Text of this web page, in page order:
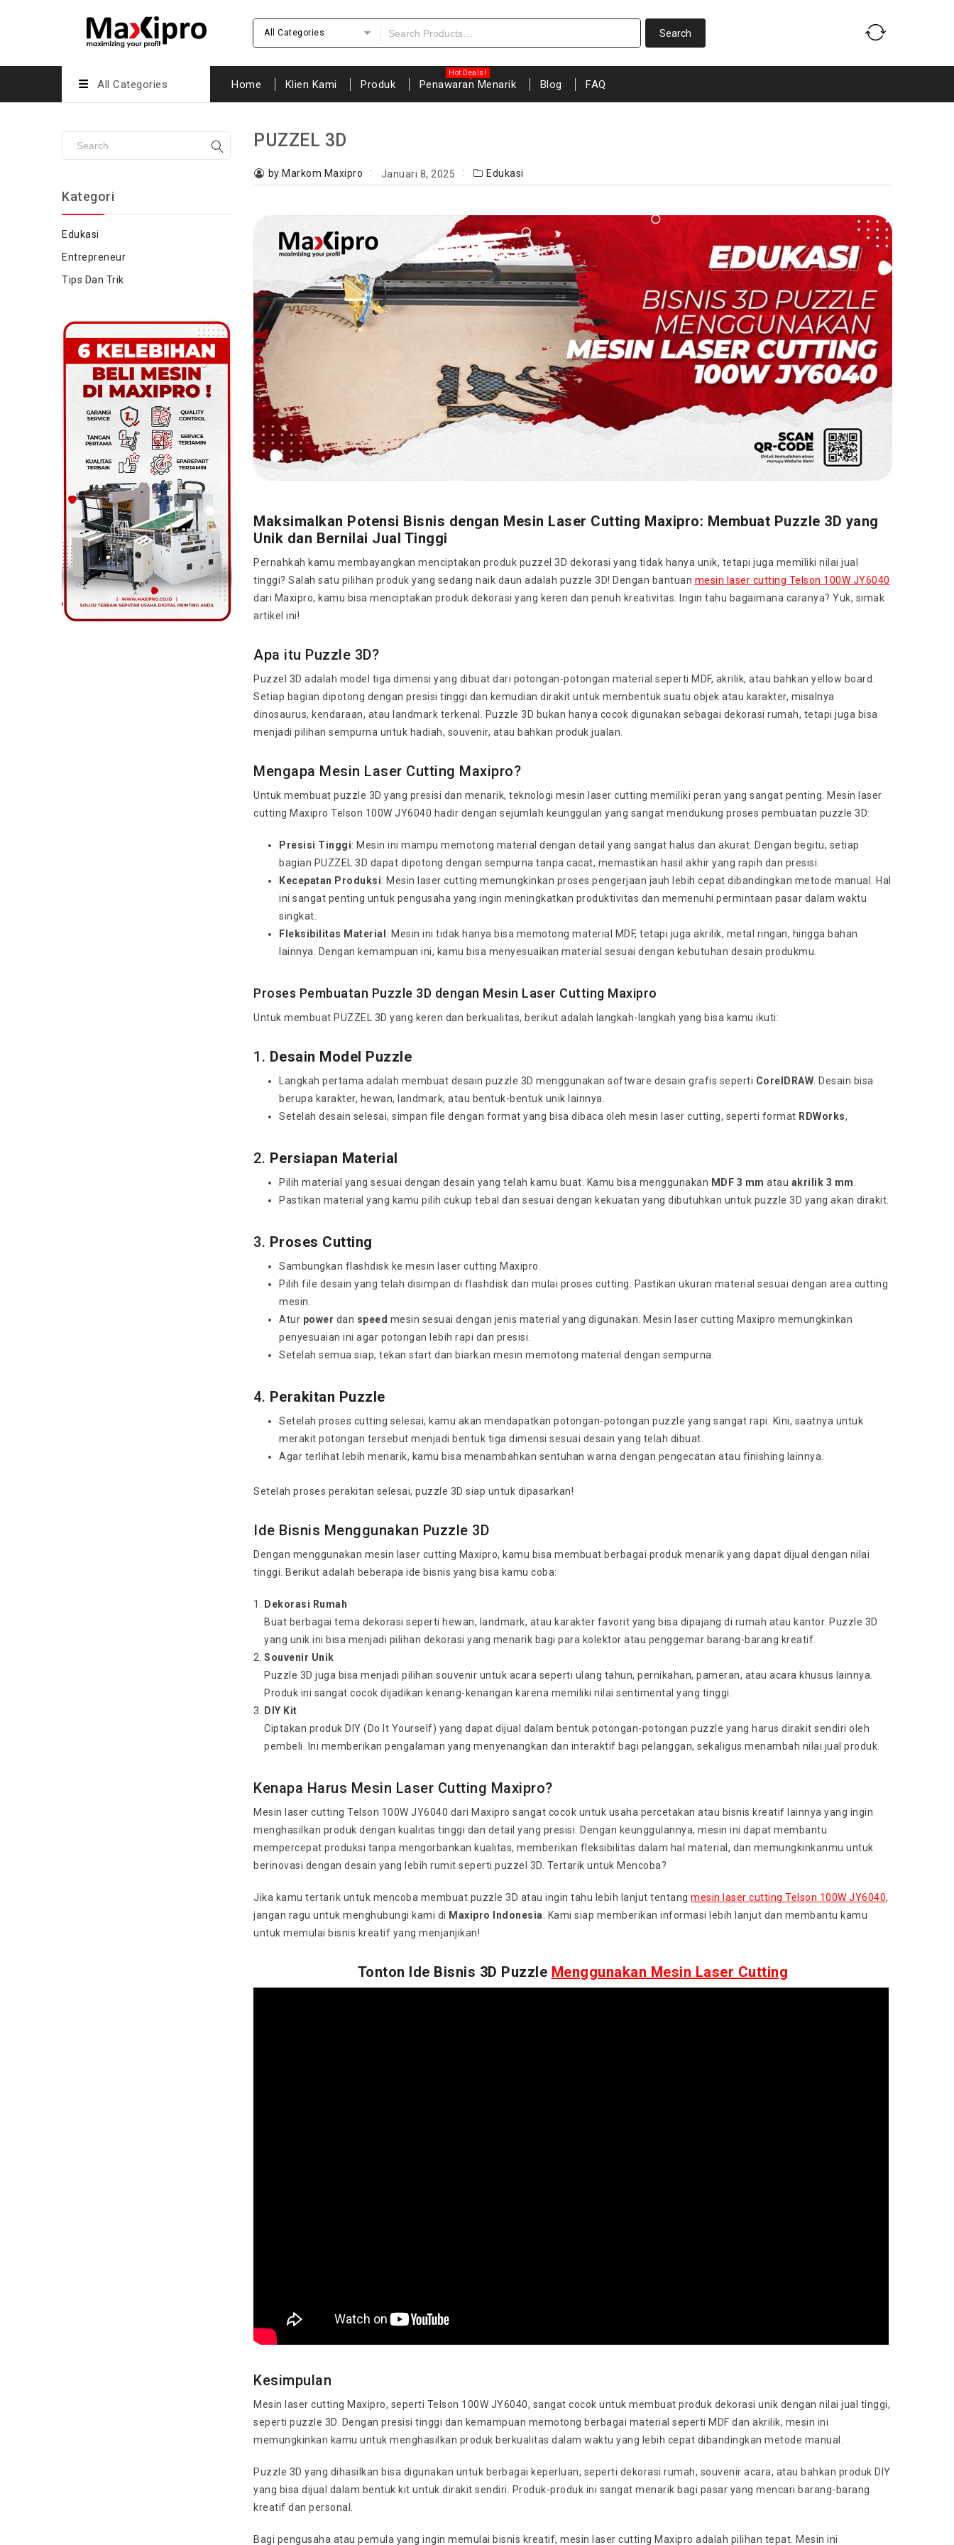
All Categories
All Categories Home Klien Kami Produk Penawaran Menarik Blog FAQ
PUZZEL 3D
by Markom Maxipro Januari 8, 2025 Edukasi
Maksimalkan Potensi Bisnis dengan Mesin Laser Cutting Maxipro: Membuat Puzzle 3D yang
Unik dan Bernilai Jual Tinggi
Pernahkah kamu membayangkan menciptakan produk puzzel 3D dekorasi yang tidak hanya unik, tetapi juga memiliki nilai jual
tinggi? Salah satu pilihan produk yang sedang naik daun adalah puzzle 3D! Dengan bantuan mesin laser cutting Telson 100W JY6040
dari Maxipro, kamu bisa menciptakan produk dekorasi yang keren dan penuh kreativitas. Ingin tahu bagaimana caranya? Yuk, simak
artikel ini!
Apa itu Puzzle 3D?
Puzzel 3D adalah model tiga dimensi yang dibuat dari potongan-potongan material seperti MDF, akrilik, atau bahkan yellow board.
Setiap bagian dipotong dengan presisi tinggi dan kemudian dirakit untuk membentuk suatu objek atau karakter, misalnya
dinosaurus, kendaraan, atau landmark terkenal. Puzzle 3D bukan hanya cocok digunakan sebagai dekorasi rumah, tetapi juga bisa
menjadi pilihan sempurna untuk hadiah, souvenir, atau bahkan produk jualan.
Mengapa Mesin Laser Cutting Maxipro?
Untuk membuat puzzle 3D yang presisi dan menarik, teknologi mesin laser cutting memiliki peran yang sangat penting. Mesin laser
cutting Maxipro Telson 100W JY6040 hadir dengan sejumlah keunggulan yang sangat mendukung proses pembuatan puzzle 3D:
Presisi Tinggi: Mesin ini mampu memotong material dengan detail yang sangat halus dan akurat. Dengan begitu, setiap
bagian PUZZEL 3D dapat dipotong dengan sempurna tanpa cacat, memastikan hasil akhir yang rapih dan presisi.
Kecepatan Produksi: Mesin laser cutting memungkinkan proses pengerjaan jauh lebih cepat dibandingkan metode manual. Hal
ini sangat penting untuk pengusaha yang ingin meningkatkan produktivitas dan memenuhi permintaan pasar dalam waktu
singkat.
Fleksibilitas Material : Mesin ini tidak hanya bisa memotong material MDF, tetapi juga akrilik, metal ringan, hingga bahan
lainnya. Dengan kemampuan ini, kamu bisa menyesuaikan material sesuai dengan kebutuhan desain produkmu.
Proses Pembuatan Puzzle 3D dengan Mesin Laser Cutting Maxipro
Untuk membuat PUZZEL 3D yang keren dan berkualitas, berikut adalah langkah-langkah yang bisa kamu ikuti:
1. Desain Model Puzzle
Langkah pertama adalah membuat desain puzzle 3D menggunakan software desain grafis seperti CorelDRAW . Desain bisa
berupa karakter, hewan, landmark, atau bentuk-bentuk unik lainnya.
Setelah desain selesai, simpan file dengan format yang bisa dibaca oleh mesin laser cutting, seperti format RDWorks,
2. Persiapan Material
Pilih material yang sesuai dengan desain yang telah kamu buat. Kamu bisa menggunakan MDF 3 mm atau akrilik 3 mm
Pastikan material yang kamu pilih cukup tebal dan sesuai dengan kekuatan yang dibutuhkan untuk puzzle 3D yang akan dirakit.
3. Proses Cutting
Sambungkan flashdisk ke mesin laser cutting Maxipro.
Pilih file desain yang telah disimpan di flashdisk dan mulai proses cutting. Pastikan ukuran material sesuai dengan area cutting
mesin.
Atur power dan speed mesin sesuai dengan jenis material yang digunakan. Mesin laser cutting Maxipro memungkinkan
penyesuaian ini agar potongan lebih rapi dan presisi.
Setelah semua siap, tekan start dan biarkan mesin memotong material dengan sempurna.
4. Perakitan Puzzle
Setelah proses cutting selesai, kamu akan mendapatkan potongan-potongan puzzle yang sangat rapi. Kini, saatnya untuk
merakit potongan tersebut menjadi bentuk tiga dimensi sesuai desain yang telah dibuat.
Agar terlihat lebih menarik, kamu bisa menambahkan sentuhan warna dengan pengecatan atau finishing lainnya.
Setelah proses perakitan selesai, puzzle 3D siap untuk dipasarkan!
Ide Bisnis Menggunakan Puzzle 3D
Dengan menggunakan mesin laser cutting Maxipro, kamu bisa membuat berbagai produk menarik yang dapat dijual dengan nilai
tinggi. Berikut adalah beberapa ide bisnis yang bisa kamu coba:
Dekorasi Rumah
Buat berbagai tema dekorasi seperti hewan, landmark, atau karakter favorit yang bisa dipajang di rumah atau kantor. Puzzle 3D
yang unik ini bisa menjadi pilihan dekorasi yang menarik bagi para kolektor atau penggemar barang-barang kreatif.
Souvenir Unik
Puzzle 3D juga bisa menjadi pilihan souvenir untuk acara seperti ulang tahun, pernikahan, pameran, atau acara khusus lainnya.
Produk ini sangat cocok dijadikan kenang-kenangan karena memiliki nilai sentimental yang tinggi.
DIY Kit
Ciptakan produk DIY (Do It Yourself) yang dapat dijual dalam bentuk potongan-potongan puzzle yang harus dirakit sendiri oleh
pembeli. Ini memberikan pengalaman yang menyenangkan dan interaktif bagi pelanggan, sekaligus menambah nilai jual produk.
Kenapa Harus Mesin Laser Cutting Maxipro?
Mesin laser cutting Telson 100W JY6040 dari Maxipro sangat cocok untuk usaha percetakan atau bisnis kreatif lainnya yang ingin
menghasilkan produk dengan kualitas tinggi dan detail yang presisi. Dengan keunggulannya, mesin ini dapat membantu
mempercepat produksi tanpa mengorbankan kualitas, memberikan fleksibilitas dalam hal material, dan memungkinkanmu untuk
berinovasi dengan desain yang lebih rumit seperti puzzel 3D. Tertarik untuk Mencoba?
Jika kamu tertarik untuk mencoba membuat puzzle 3D atau ingin tahu lebih lanjut tentang mesin laser cutting Telson 100W JY6040,
jangan ragu untuk menghubungi kami di Maxipro Indonesia . Kami siap memberikan informasi lebih lanjut dan membantu kamu
untuk memulai bisnis kreatif yang menjanjikan!
Tonton Ide Bisnis 3D Puzzle Menggunakan Mesin Laser Cutting
Kesimpulan
Mesin laser cutting Maxipro, seperti Telson 100W JY6040, sangat cocok untuk membuat produk dekorasi unik dengan nilai jual tinggi,
seperti puzzle 3D. Dengan presisi tinggi dan kemampuan memotong berbagai material seperti MDF dan akrilik, mesin ini
memungkinkan kamu untuk menghasilkan produk berkualitas dalam waktu yang lebih cepat dibandingkan metode manual.
Puzzle 3D yang dihasilkan bisa digunakan untuk berbagai keperluan, seperti dekorasi rumah, souvenir acara, atau bahkan produk DIY
yang bisa dijual dalam bentuk kit untuk dirakit sendiri. Produk-produk ini sangat menarik bagi pasar yang mencari barang-barang
kreatif dan personal.
Bagi pengusaha atau pemula yang ingin memulai bisnis kreatif, mesin laser cutting Maxipro adalah pilihan tepat. Mesin ini
Kategori
Edukasi
Entrepreneur
Tips Dan Trik